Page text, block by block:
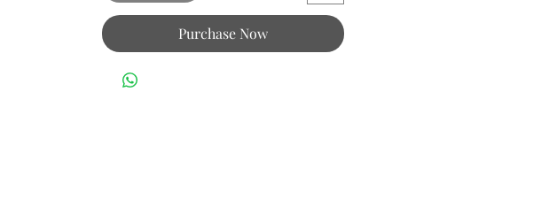
Purchase Now